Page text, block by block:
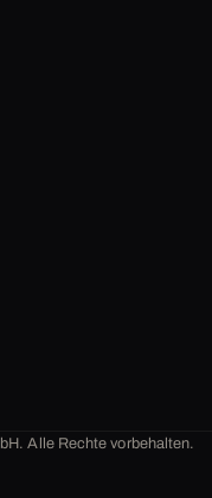
Alle Rechte vorbehalten.